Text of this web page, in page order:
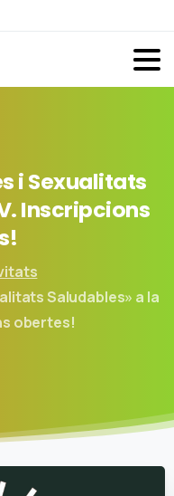
iSexualitats
Inscripcions
Saludables» a la
obertes!